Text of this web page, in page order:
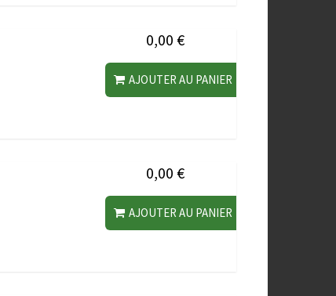
0,00 €
AJOUTER AU PANIER
0,00 €
AJOUTER AU PANIER